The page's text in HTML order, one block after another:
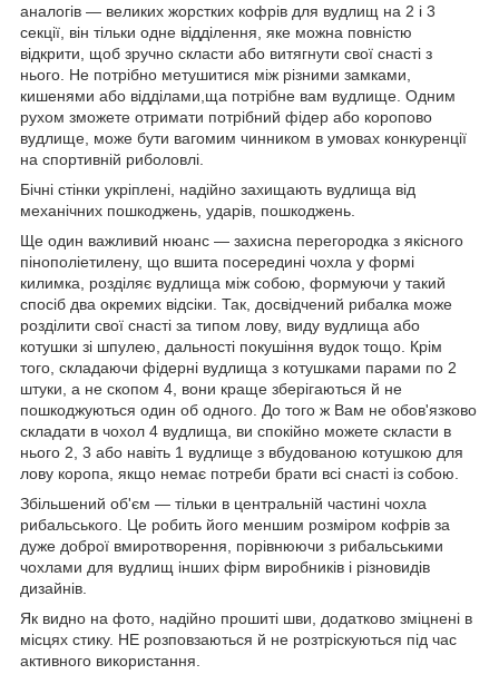
аналогів — великих жорстких кофрів для вудлищ на 2 і 3
секції, він тільки одне відділення, яке можна повністю
відкрити, щоб зручно скласти або витягнути свої снасті з
нього. Не потрібно метушитися між різними замками,
кишенями або відділами,ща потрібне вам вудлище. Одним
рухом зможете отримати потрібний фідер або коропово
вудлище, може бути вагомим чинником в умовах конкуренції
на спортивній риболовлі.
Бічні стінки укріплені, надійно захищають вудлища від
механічних пошкоджень, ударів, пошкоджень.
Ще один важливий нюанс — захисна перегородка з якісного
пінополіетилену, що вшита посередині чохла у формі
килимка, розділяє вудлища між собою, формуючи у такий
спосіб два окремих відсіки. Так, досвідчений рибалка може
розділити свої снасті за типом лову, виду вудлища або
котушки зі шпулею, дальності покушіння вудок тощо. Крім
того, складаючи фідерні вудлища з котушками парами по 2
штуки, а не скопом 4, вони краще зберігаються й не
пошкоджуються один об одного. До того ж Вам не обов'язково
складати в чохол 4 вудлища, ви спокійно можете скласти в
нього 2, 3 або навіть 1 вудлище з вбудованою котушкою для
лову коропа, якщо немає потреби брати всі снасті із собою.
Збільшений об'єм — тільки в центральній частині чохла
рибальського. Це робить його меншим розміром кофрів за
дуже доброї вмиротворення, порівнюючи з рибальськими
чохлами для вудлищ інших фірм виробників і різновидів
дизайнів.
Як видно на фото, надійно прошиті шви, додатково зміцнені в
місцях стику. НЕ розповзаються й не розтріскуються під час
активного використання.